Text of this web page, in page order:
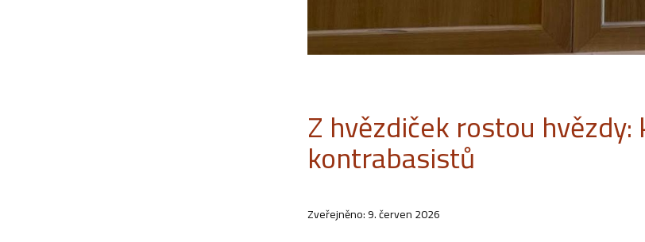
Z hvězdiček rostou
kontrabasistů
Zveřejněno: 9. červen 2026